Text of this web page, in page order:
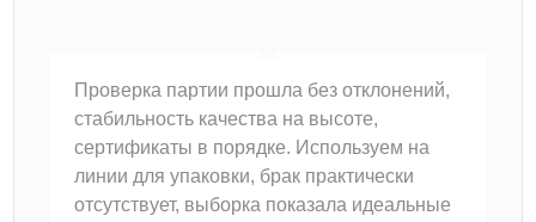
Проверка партии прошла без отклонений,
стабильность качества на высоте,
сертификаты в порядке. Используем на
линии для упаковки, брак практически
отсутствует, выборка показала идеальные